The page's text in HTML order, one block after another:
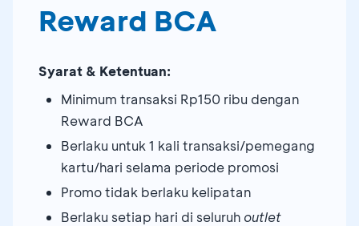
Reward BCA
Syarat & Ketentuan:
Minimum transaksi Rp150 ribu dengan
Reward BCA
Berlaku untuk 1 kali transaksi/pemegang
kartu/hari selama periode promosi
Promo tidak berlaku kelipatan
Berlaku setiap hari di seluruh outlet